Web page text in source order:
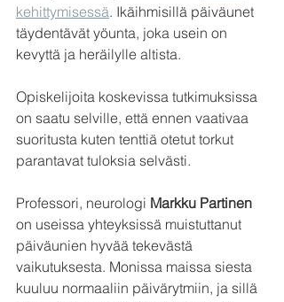
kehittymisessä. Ikäihmisillä päiväunet
täydentävät yöunta, joka usein on
kevyttä ja heräilylle altista.
Opiskelijoita koskevissa tutkimuksissa
on saatu selville, että ennen vaativaa
suoritusta kuten tenttiä otetut torkut
parantavat tuloksia selvästi.
Professori, neurologi Markku Partinen
on useissa yhteyksissä muistuttanut
päiväunien hyvää tekevästä
vaikutuksesta. Monissa maissa siesta
kuuluu normaaliin päivärytmiin, ja sillä